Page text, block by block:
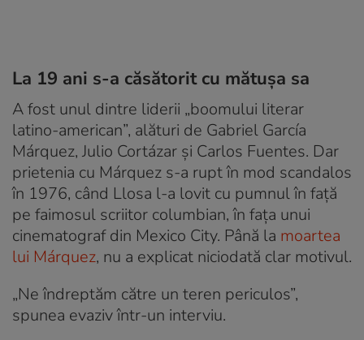
La 19 ani s-a căsătorit cu mătușa sa
A fost unul dintre liderii „boomului literar
latino-american”, alături de Gabriel García
Márquez, Julio Cortázar și Carlos Fuentes. Dar
prietenia cu Márquez s-a rupt în mod scandalos
în 1976, când Llosa l-a lovit cu pumnul în față
pe faimosul scriitor columbian, în fața unui
cinematograf din Mexico City. Până la moartea
lui Márquez, nu a explicat niciodată clar motivul.
„Ne îndreptăm către un teren periculos”,
spunea evaziv într-un interviu.